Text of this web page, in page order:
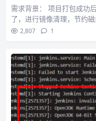
需求背景： 项目打包成功
了，进行镜像清理，节约
2,807 1